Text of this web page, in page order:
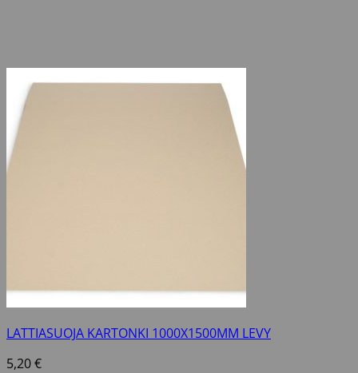
LATTIASUOJA KARTONKI 1000X1500MM LEVY
5,20€